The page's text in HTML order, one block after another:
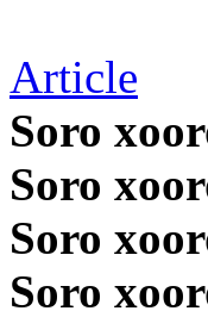
Article
Soro
Soro
Soro
Soro